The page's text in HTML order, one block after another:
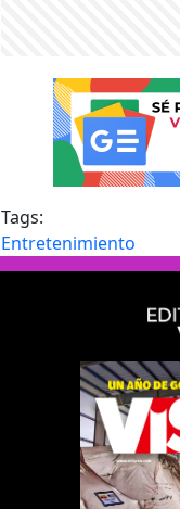
Tags:
Entretenimiento